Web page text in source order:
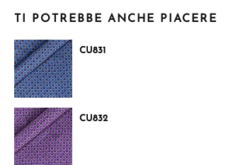
TI POTREBBE ANCHE PIACERE
CU831
CU832